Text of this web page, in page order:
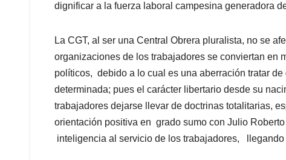
dignificar a la fuerza laboral campesina generadora
La CGT, al ser una Central Obrera pluralista, no se
organizaciones de los trabajadores se conviertan en
políticos, debido a lo cual es una aberración tratar
determinada; pues el carácter libertario desde su
trabajadores dejarse llevar de doctrinas totalitarias,
orientación positiva en grado sumo con Julio
inteligencia al servicio de los trabajadores,